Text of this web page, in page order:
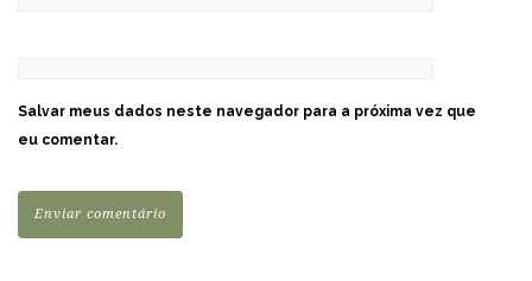
Salvar meus dados neste navegador para a próxima vez que
eu comentar.